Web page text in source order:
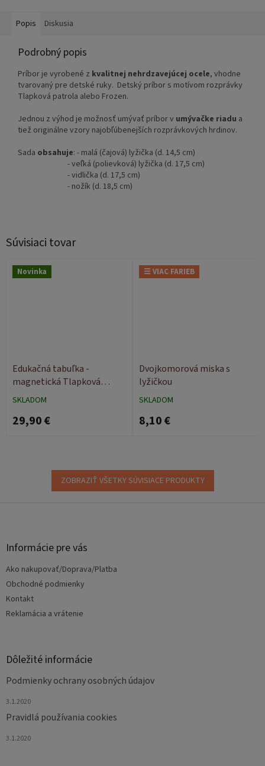
Súvisiaci tovar
Novinka
Edukačná tabuľka -
magnetická Tlapková
Patrola Paw Patrol
SKLADOM
29,90 €
☰ VIAC FARIEB
Dvojkomorová miska s
lyžičkou
SKLADOM
8,10 €
ZOBRAZIŤ VŠETKY SÚVISIACE PRODUKTY
Popis Diskusia
Podrobný popis
Príbor je vyrobené z kvalitnej nehrdzavejúcej ocele, vhodne
tvarovaný pre detské ruky. Detský príbor s motívom rozprávky
Tlapková patrola alebo Frozen.
Jednou z výhod je možnosť umývať príbor v umývačke riadu a
tiež originálne vzory najobľúbenejších rozprávkových hrdinov.
Sada obsahuje: - malá (čajová) lyžička (d. 14,5 cm)
- veľká (polievková) lyžička (d. 17,5 cm)
- vidlička (d. 17,5 cm)
- nožík (d. 18,5 cm)
Informácie pre vás
Ako nakupovať/Doprava/Platba
Obchodné podmienky
Kontakt
Reklamácia a vrátenie
Dôležité informácie
Podmienky ochrany osobných údajov
3.1.2020
Pravidlá používania cookies
3.1.2020